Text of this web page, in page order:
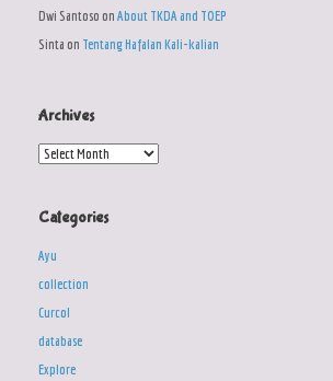
Dwi Santoso on About TKDA and TOEP
Sinta on Tentang Hafalan Kali-kalian
Archives
Archives
Categories
Ayu
collection
Curcol
database
Explore